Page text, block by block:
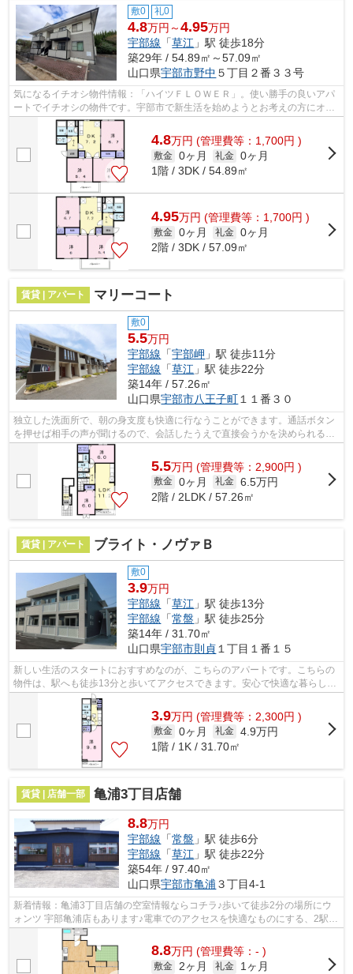
敷0 礼0
4.8万円～4.95万円
宇部線 「草江 」駅 徒歩18分
築29年 / 54.89㎡～57.09㎡
山口県宇部市野中 ５丁目２番３３号
気になるイチオシ物件情報：「ハイツＦＬＯＷＥＲ」。使い勝手の良いアパ
ートでイチオシの物件です。宇部市で新生活を始めようとお考えの方にオス
スメ賃貸物件が多数ございます！便利...
4.8万円 (管理費等：1,700円 )
敷金 0ヶ月 礼金 0ヶ月
1階 / 3DK / 54.89㎡
4.95万円 (管理費等：1,700円 )
敷金 0ヶ月 礼金 0ヶ月
2階 / 3DK / 57.09㎡
賃貸 | アパート マリーコート
敷0
5.5万円
宇部線 「宇部岬 」駅 徒歩11分
宇部線 「草江 」駅 徒歩22分
築14年 / 57.26㎡
山口県宇部市八王子町１１番３０
独立した洗面所で、朝の身支度も快適に行なうことができます。通話ボタン
を押せば相手の声が聞けるので、会話したうえで直接会うかを決められるイ
ンターホンがあります。この物件は駐...
5.5万円 (管理費等：2,900円 )
敷金 0ヶ月 礼金 6.5万円
2階 / 2LDK / 57.26㎡
賃貸 | アパート ブライト・ノヴァＢ
敷0
3.9万円
宇部線 「草江 」駅 徒歩13分
宇部線 「常盤 」駅 徒歩25分
築14年 / 31.70㎡
山口県宇部市則貞 １丁目１番１５
新しい生活のスタートにおすすめなのが、こちらのアパートです。こちらの
物件は、駅へも徒歩13分と歩いてアクセスできます。安心で快適な暮らしを
したいとお考えなら、ぜひ当社へお任...
3.9万円 (管理費等：2,300円 )
敷金 0ヶ月 礼金 4.9万円
1階 / 1K / 31.70㎡
賃貸 | 店舗一部 亀浦3丁目店舗
8.8万円
宇部線 「常盤 」駅 徒歩6分
宇部線 「草江 」駅 徒歩22分
築54年 / 97.40㎡
山口県宇部市亀浦 ３丁目4-1
新着情報：亀浦3丁目店舗の空室情報ならコチラ♪歩いて徒歩2分の場所にウ
ォンツ 宇部亀浦店もあります♪電車でのアクセスを快適なものにする、2駅利
用可能な物件です(^_^)
8.8万円 (管理費等：- )
敷金 2ヶ月 礼金
1ヶ月